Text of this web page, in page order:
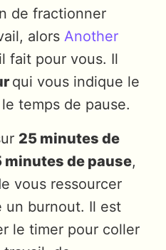
de fractionner
alors Another
fait pour vous. Il
qui vous indique le
temps de pause.
25 minutes de
de pause,
vous ressourcer
un burnout. Il est
le timer pour coller